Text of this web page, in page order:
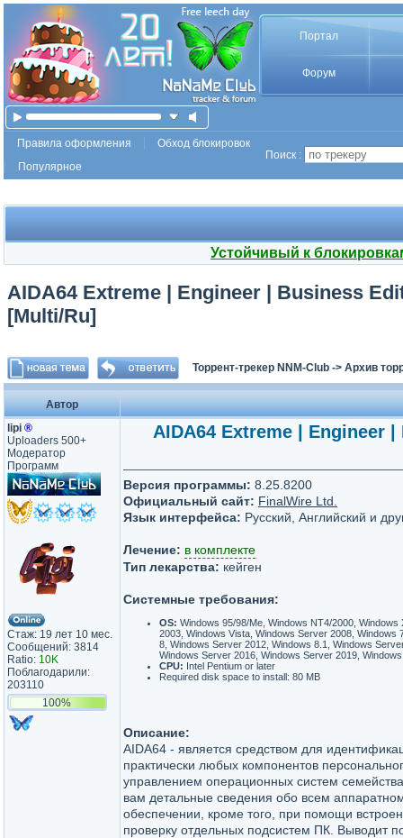
Портал
Форум
Правила оформления
Обход блокировок
Популярное
Поиск :
Устойчивый к
AIDA64 Extreme | Engineer | Business
[Multi/Ru]
Торрент-трекер NNM-Club -> Архив
Автор
lipi ®
Uploaders 500+
Модератор
Программ
Стаж: 19 лет 10 мес.
Сообщений: 3814
Ratio: 10K
Поблагодарили:
203110
100%
AIDA64 Extreme | Engineer
Версия программы: 8.25.8200
Официальный сайт: FinalWire Ltd.
Язык интерфейса: Русский, Английский и
Лечение: в комплекте
Тип лекарства: кейген
Системные требования:
OS: Windows 95/98/Me, Windows NT4/2000,
2003, Windows Vista, Windows Server 2008, Windows
8, Windows Server 2012, Windows 8.1, Windows
Windows Server 2016, Windows Server 2019,
CPU: Intel Pentium or later
Required disk space to install: 80 MB
Описание:
AIDA64 - является средством для
практически любых компонентов
управлением операционных систем
вам детальные сведения обо всем
обеспечении, кроме того, при помощи
проверку отдельных подсистем ПК. Выводит